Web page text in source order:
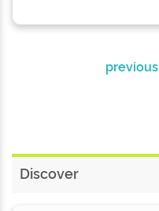
previous
Discover